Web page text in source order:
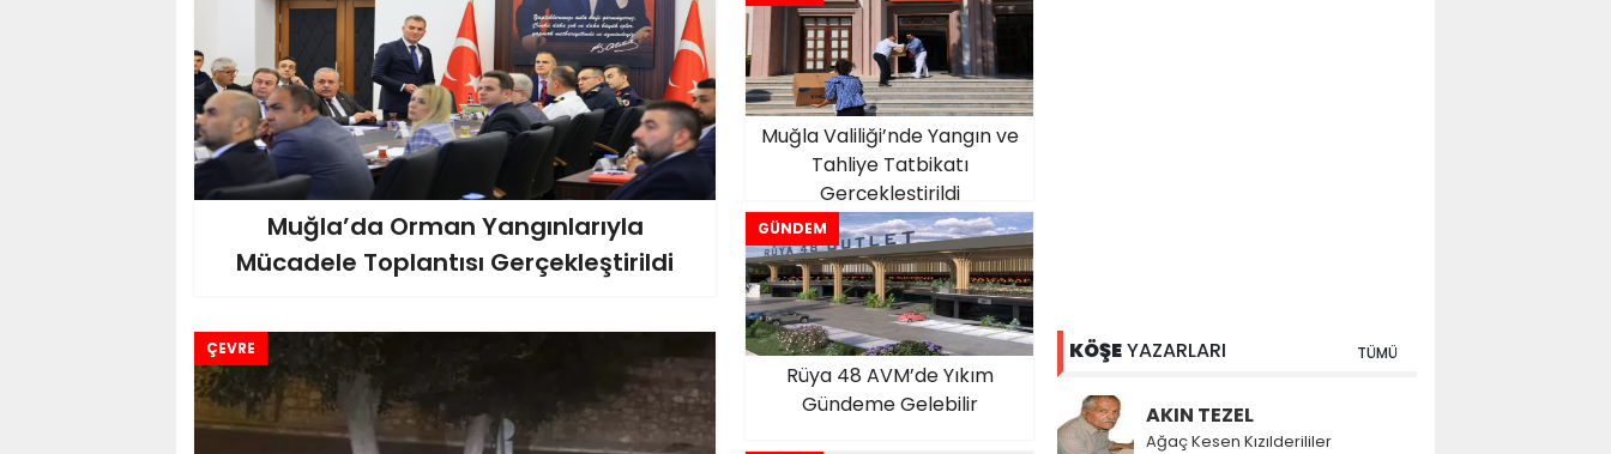
Muğla’da Orman Yangınlarıyla
Mücadele Toplantısı Gerçekleştirildi
Muğla Valiliği’nde Yangın ve
Tahliye Tatbikatı
Gerçekleştirildi
GÜNDEM
Rüya 48 AVM’de Yıkım
Gündeme Gelebilir
ÇEVRE KÖŞEYAZARLARI TÜMÜ
AKIN TEZEL
Ağaç Kesen Kızılderililer